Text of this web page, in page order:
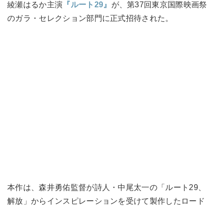
綾瀬はるか主演 『ルート29』 が、第37回東京国際映画祭
のガラ・セレクション部門に正式招待された。
本作は、森井勇佑監督が詩人・中尾太一の「ルート29、
解放」からインスピレーションを受けて製作したロード